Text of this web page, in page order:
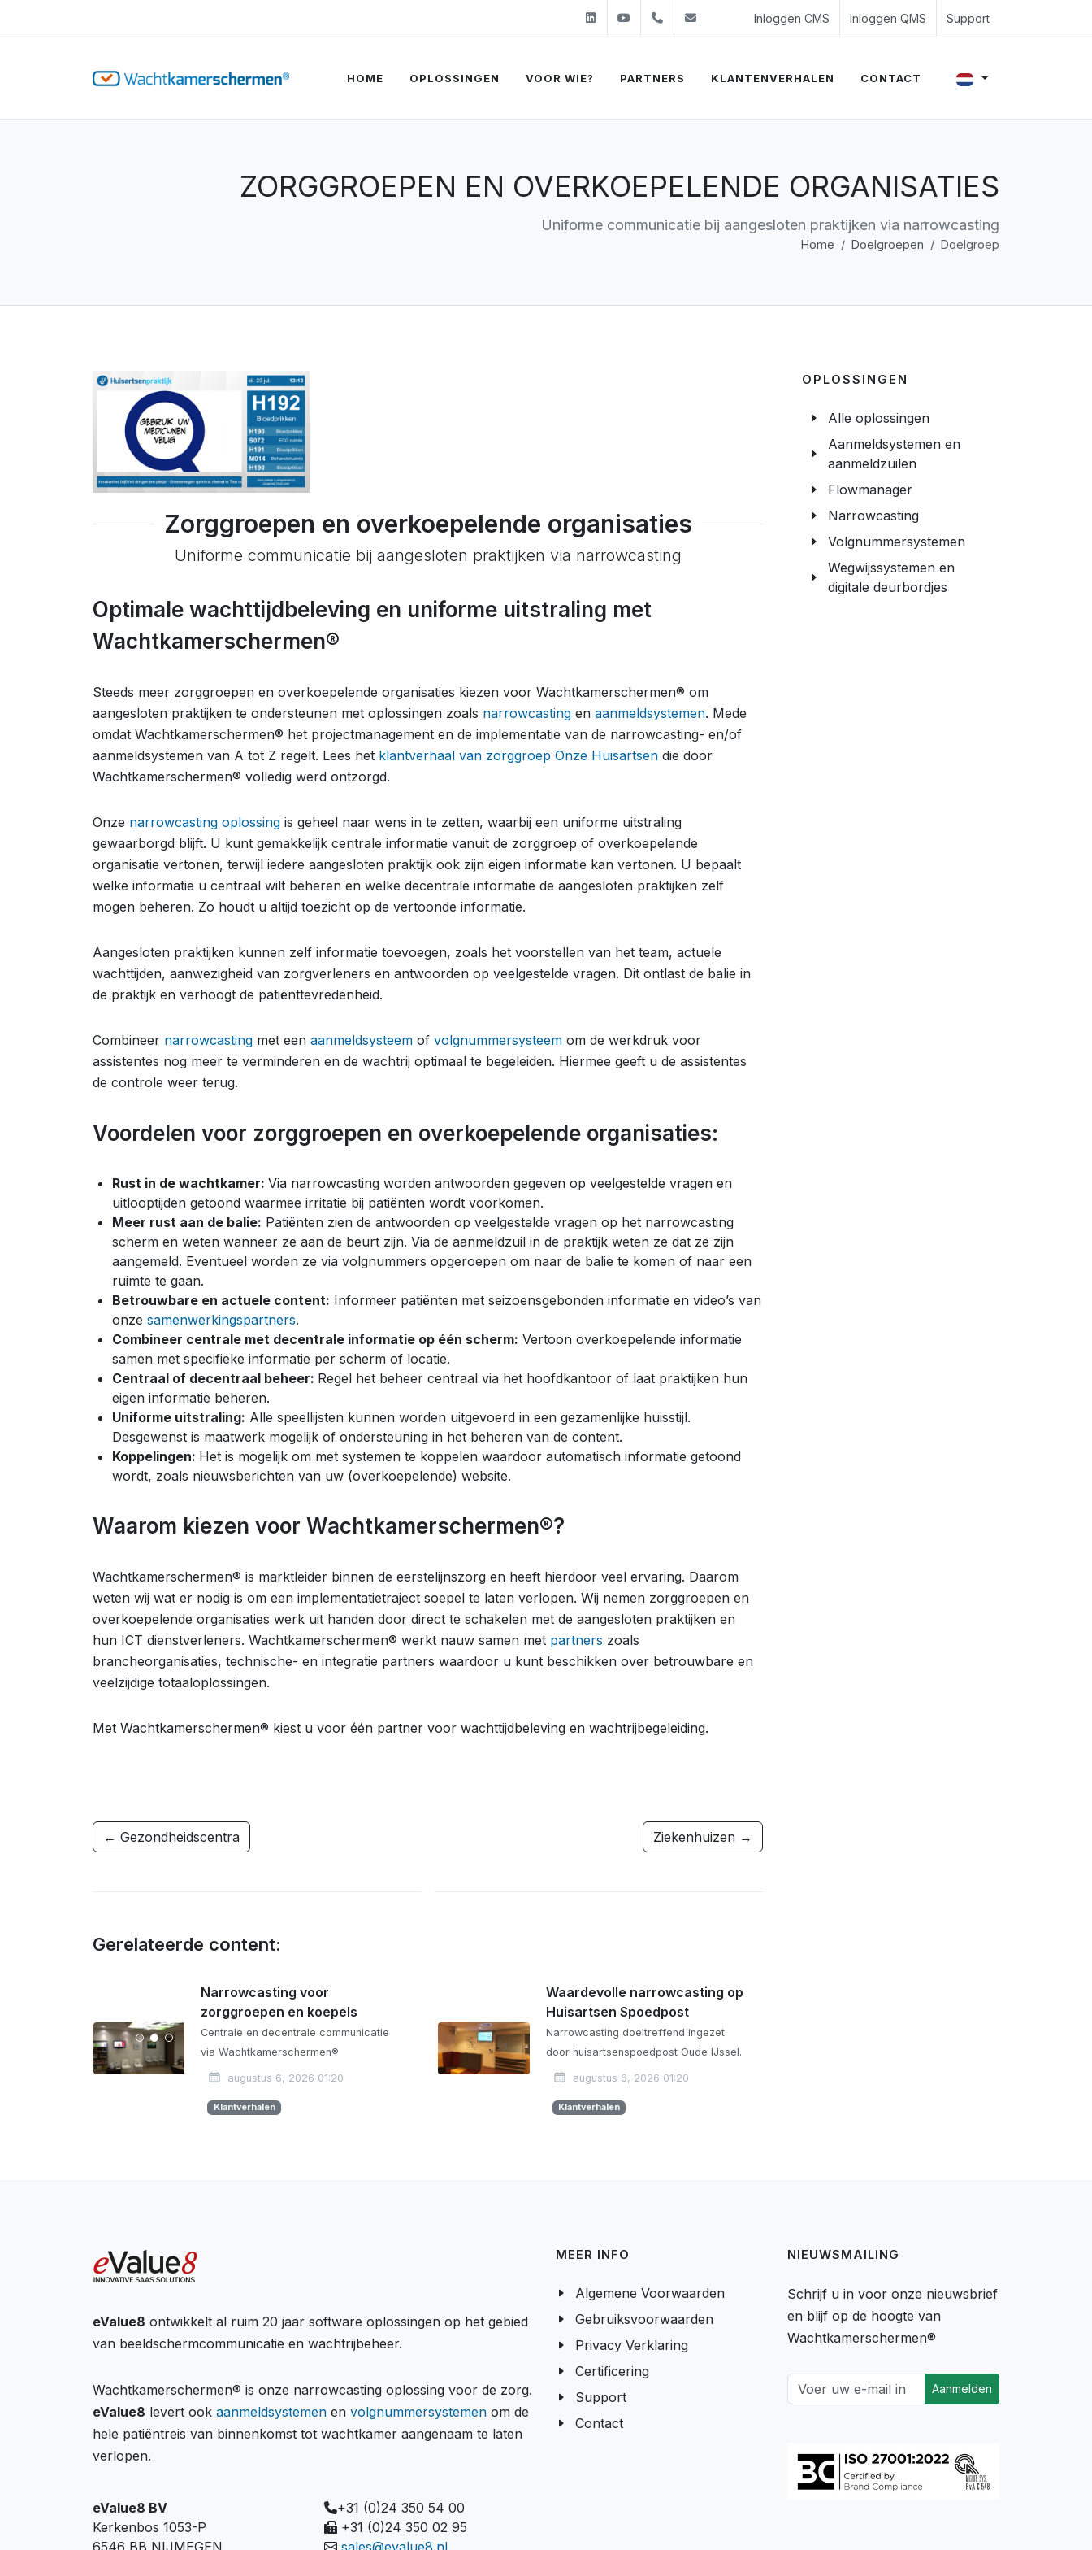
LinkedinYoutube+31 (0)24 350 54 00
sales@evalue8.nl
Inloggen CMS Inloggen QMS Support
HOME OPLOSSINGEN VOOR WIE? PARTNERS KLANTENVERHALEN CONTACT
ZORGGROEPEN EN OVERKOEPELENDE ORGANISATIES
Uniforme communicatie bij aangesloten praktijken via narrowcasting
Home Doelgroepen Doelgroep
Zorggroepen en overkoepelende organisaties
Uniforme communicatie bij aangesloten praktijken via narrowcasting
Optimale wachttijdbeleving en uniforme uitstraling met
Wachtkamerschermen®
Steeds meer zorggroepen en overkoepelende organisaties kiezen voor Wachtkamerschermen® om
aangesloten praktijken te ondersteunen met oplossingen zoals narrowcasting en aanmeldsystemen. Mede
omdat Wachtkamerschermen® het projectmanagement en de implementatie van de narrowcasting- en/of
aanmeldsystemen van A tot Z regelt. Lees het klantverhaal van zorggroep Onze Huisartsen die door
Wachtkamerschermen® volledig werd ontzorgd.
Onze narrowcasting oplossing is geheel naar wens in te zetten, waarbij een uniforme uitstraling
gewaarborgd blijft. U kunt gemakkelijk centrale informatie vanuit de zorggroep of overkoepelende
organisatie vertonen, terwijl iedere aangesloten praktijk ook zijn eigen informatie kan vertonen. U bepaalt
welke informatie u centraal wilt beheren en welke decentrale informatie de aangesloten praktijken zelf
mogen beheren. Zo houdt u altijd toezicht op de vertoonde informatie.
Aangesloten praktijken kunnen zelf informatie toevoegen, zoals het voorstellen van het team, actuele
wachttijden, aanwezigheid van zorgverleners en antwoorden op veelgestelde vragen. Dit ontlast de balie in
de praktijk en verhoogt de patiënttevredenheid.
Combineer narrowcasting met een aanmeldsysteem of volgnummersysteem om de werkdruk voor
assistentes nog meer te verminderen en de wachtrij optimaal te begeleiden. Hiermee geeft u de assistentes
de controle weer terug.
Voordelen voor zorggroepen en overkoepelende organisaties:
Rust in de wachtkamer: Via narrowcasting worden antwoorden gegeven op veelgestelde vragen en
uitlooptijden getoond waarmee irritatie bij patiënten wordt voorkomen.
Meer rust aan de balie: Patiënten zien de antwoorden op veelgestelde vragen op het narrowcasting
scherm en weten wanneer ze aan de beurt zijn. Via de aanmeldzuil in de praktijk weten ze dat ze zijn
aangemeld. Eventueel worden ze via volgnummers opgeroepen om naar de balie te komen of naar een
ruimte te gaan.
Betrouwbare en actuele content: Informeer patiënten met seizoensgebonden informatie en video’s van
onze samenwerkingspartners.
Combineer centrale met decentrale informatie op één scherm: Vertoon overkoepelende informatie
samen met specifieke informatie per scherm of locatie.
Centraal of decentraal beheer: Regel het beheer centraal via het hoofdkantoor of laat praktijken hun
eigen informatie beheren.
Uniforme uitstraling: Alle speellijsten kunnen worden uitgevoerd in een gezamenlijke huisstijl.
Desgewenst is maatwerk mogelijk of ondersteuning in het beheren van de content.
Koppelingen: Het is mogelijk om met systemen te koppelen waardoor automatisch informatie getoond
wordt, zoals nieuwsberichten van uw (overkoepelende) website.
Waarom kiezen voor Wachtkamerschermen®?
Wachtkamerschermen® is marktleider binnen de eerstelijnszorg en heeft hierdoor veel ervaring. Daarom
weten wij wat er nodig is om een implementatietraject soepel te laten verlopen. Wij nemen zorggroepen en
overkoepelende organisaties werk uit handen door direct te schakelen met de aangesloten praktijken en
hun ICT dienstverleners. Wachtkamerschermen® werkt nauw samen met partners zoals
brancheorganisaties, technische- en integratie partners waardoor u kunt beschikken over betrouwbare en
veelzijdige totaaloplossingen.
Met Wachtkamerschermen® kiest u voor één partner voor wachttijdbeleving en wachtrijbegeleiding.
← Gezondheidscentra Ziekenhuizen →
Gerelateerde content:
Narrowcasting voor
zorggroepen en koepels
Centrale en decentrale communicatie
via Wachtkamerschermen®
augustus 6, 2026 01:20
Klantverhalen
Waardevolle narrowcasting op
Huisartsen Spoedpost
Narrowcasting doeltreffend ingezet
door huisartsenspoedpost Oude IJssel.
augustus 6, 2026 01:20
Klantverhalen
OPLOSSINGEN
Alle oplossingen
Aanmeldsystemen en
aanmeldzuilen
Flowmanager
Narrowcasting
Volgnummersystemen
Wegwijssystemen en
digitale deurbordjes
eValue8 ontwikkelt al ruim 20 jaar software oplossingen op het gebied
van beeldschermcommunicatie en wachtrijbeheer.
Wachtkamerschermen® is onze narrowcasting oplossing voor de zorg.
eValue8 levert ook aanmeldsystemen en volgnummersystemen om de
hele patiëntreis van binnenkomst tot wachtkamer aangenaam te laten
verlopen.
eValue8 BV
Kerkenbos 1053-P
6546 BB NIJMEGEN
+31 (0)24 350 54 00
+31 (0)24 350 02 95
sales@evalue8.nl
MEER INFO
Algemene Voorwaarden
Gebruiksvoorwaarden
Privacy Verklaring
Certificering
Support
Contact
NIEUWSMAILING
Schrijf u in voor onze nieuwsbrief
en blijf op de hoogte van
Wachtkamerschermen®
Aanmelden